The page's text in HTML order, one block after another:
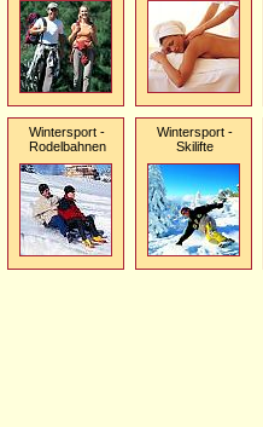
Wintersport -
Rodelbahnen
Wintersport -
Skilifte